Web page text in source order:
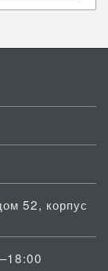
52, корпус